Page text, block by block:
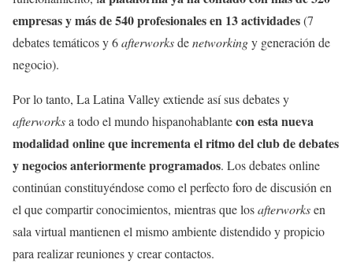
empresas y más de 540 profesionales en 13 actividades(7
debates temáticos y 6afterworksdenetworkingy generación de
negocio).
Por lo tanto, La Latina Valley extiende así sus debates y
afterworksa todo el mundo hispanohablantecon esta nueva
modalidad online que incrementa el ritmo del club de debates
y negocios anteriormente programados. Los debates online
continúan constituyéndose como el perfecto foro de discusión en
el que compartir conocimientos, mientras que losafterworksen
sala virtual mantienen el mismo ambiente distendido y propicio
para realizar reuniones y crear contactos.